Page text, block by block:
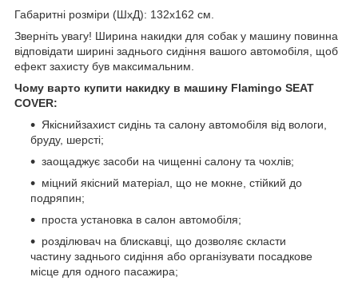
Габаритні розміри (ШхД): 132х162 см.
Зверніть увагу! Ширина накидки для собак у машину повинна
відповідати ширині заднього сидіння вашого автомобіля, щоб
ефект захисту був максимальним.
Чому варто купити накидку в машину Flamingo SEAT
COVER:
Якіснийзахист сидінь та салону автомобіля від вологи,
бруду, шерсті;
заощаджує засоби на чищенні салону та чохлів;
міцний якісний матеріал, що не мокне, стійкий до
подряпин;
проста установка в салон автомобіля;
розділювач на блискавці, що дозволяє скласти
частину заднього сидіння або організувати посадкове
місце для одного пасажира;